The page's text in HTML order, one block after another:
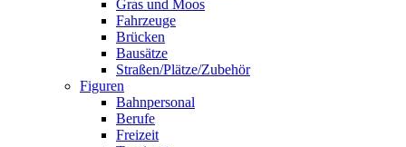
Gras und Moos
Fahrzeuge
Brücken
Bausätze
Straßen/Plätze/Zubehör
Figuren
Bahnpersonal
Berufe
Freizeit